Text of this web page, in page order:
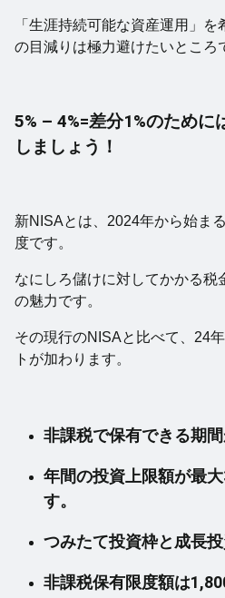
「生涯持続可能な資産運用」
の目減りは極力避けたいところ
5% – 4%=差分1%のために
しましょう！
新NISAとは、2024年から始ま
度です。
なにしろ儲けに対してかかる税
の魅力です。
その現行のNISAと比べて、24
トが加わります。
非課税で保有できる期
年間の投資上限額が最
す。
つみたて投資枠と成長
非課税保有限度額は